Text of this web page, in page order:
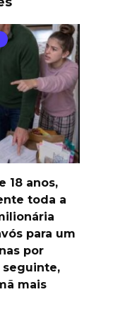
18 anos,
toda a
para um
por
seguinte,
mais